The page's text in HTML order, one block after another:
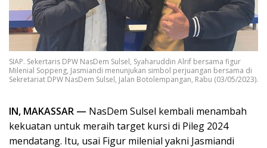
SIAP. Sekertaris DPW NasDem Sulsel, Syaharuddin Alrif bersama figur
Milenial Soppeng, Jasmiandi menunjukan simbol perjuangan bersama di
Sekretariat DPW NasDem Sulsel, Jalan Botolempangan, Rabu (03/05/2023).
IN, MAKASSAR — NasDem Sulsel kembali menambah
kekuatan untuk meraih target kursi di Pileg 2024
mendatang. Itu, usai Figur milenial yakni Jasmiandi